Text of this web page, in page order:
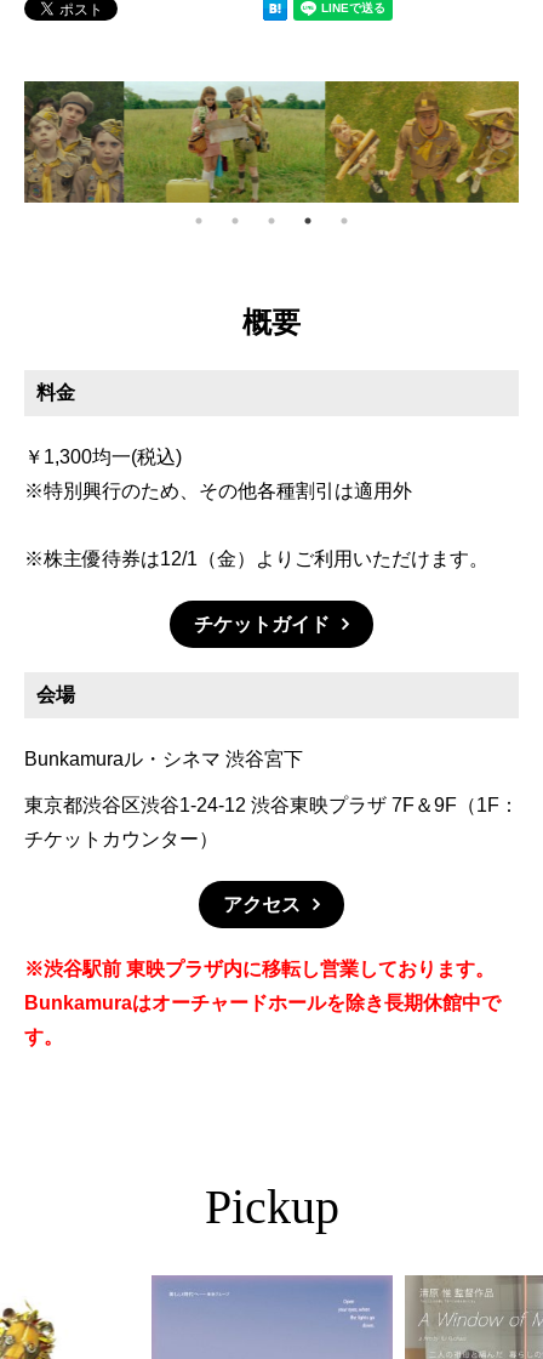
概要
料金
￥1,300均一(税込)
※特別興行のため、その他各種割引は適用外
※株主優待券は12/1（金）よりご利用いただけます。
チケットガイド
会場
Bunkamuraル・シネマ 渋谷宮下
東京都渋谷区渋谷1-24-12 渋谷東映プラザ 7F＆9F（1F：
チケットカウンター）
アクセス
※渋谷駅前 東映プラザ内に移転し営業しております。
Bunkamuraはオーチャードホールを除き長期休館中で
す。
Pickup